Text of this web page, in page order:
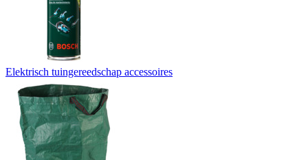
Elektrisch tuingereedschap accessoires